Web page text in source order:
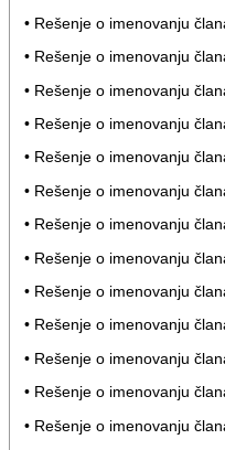
• Rešenje o imenovanju
• Rešenje o imenovanju
• Rešenje o imenovanju
• Rešenje o imenovanju
• Rešenje o imenovanju
• Rešenje o imenovanju
• Rešenje o imenovanju
• Rešenje o imenovanju
• Rešenje o imenovanju
• Rešenje o imenovanju
• Rešenje o imenovanju
• Rešenje o imenovanju
• Rešenje o imenovanju